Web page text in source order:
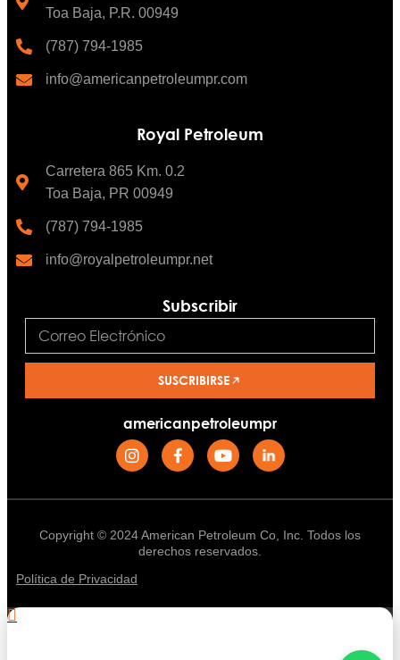
Toa Baja, P.R. 00949
(787) 794-1985
info@americanpetroleumpr.com
Royal Petroleum
Carretera 865 Km. 0.2
Toa Baja, PR 00949
(787) 794-1985
info@royalpetroleumpr.net
Subscribir
SUSCRIBIRSE
americanpetroleumpr
Copyright © 2024 American Petroleum Co, Inc. Todos los
derechos reservados.
Política de Privacidad